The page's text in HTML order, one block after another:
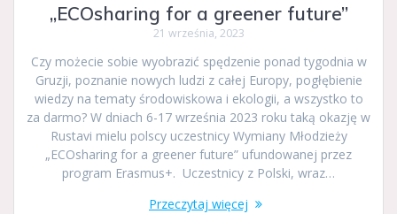
„ECOsharing for a greener future”
21 września, 2023
Czy możecie sobie wyobrazić spędzenie ponad tygodnia w
Gruzji, poznanie nowych ludzi z całej Europy, pogłębienie
wiedzy na tematy środowiskowa i ekologii, a wszystko to
za darmo? W dniach 6-17 września 2023 roku taką okazję w
Rustavi mielu polscy uczestnicy Wymiany Młodzieży
„ECOsharing for a greener future” ufundowanej przez
program Erasmus+. Uczestnicy z Polski, wraz…
Przeczytaj więcej